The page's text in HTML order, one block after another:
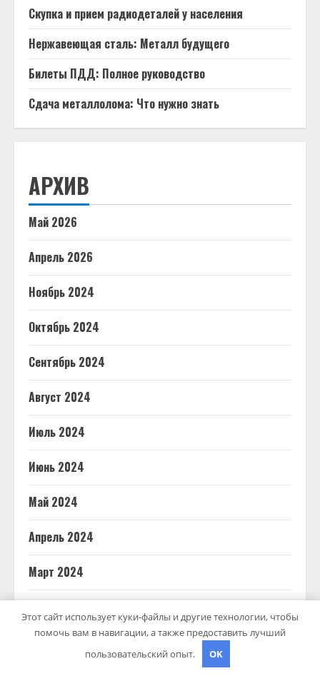
Скупка и прием радиодеталей у населения
Нержавеющая сталь: Металл будущего
Билеты ПДД: Полное руководство
Сдача металлолома: Что нужно знать
АРХИВ
Май 2026
Апрель 2026
Ноябрь 2024
Октябрь 2024
Сентябрь 2024
Август 2024
Июль 2024
Июнь 2024
Май 2024
Апрель 2024
Март 2024
Ноябрь 2023
Этот сайт использует куки-файлы и другие технологии, чтобы
помочь вам в навигации, а также предоставить лучший
пользовательский опыт.
OK